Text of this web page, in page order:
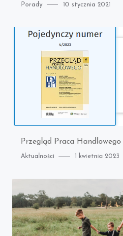
Category
Porady
Posted
10 stycznia 2021
Przegląd Praca
Category
Aktualności
Posted
1 kwietnia 2023